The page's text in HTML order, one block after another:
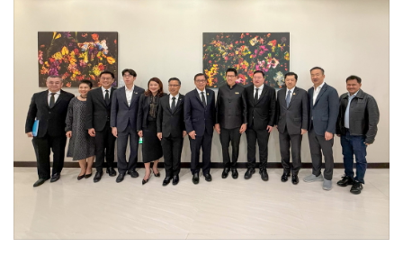
Management & HR
MGR Live
Infographic
การเมือง
• ท่องเที่ยว
กีฬา
• Special Scoop